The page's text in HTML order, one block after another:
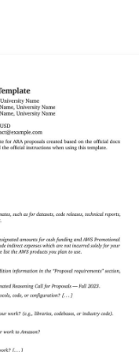
provided on
Forms and Applications
I intend to use
upcoming grant
I offer no guarantee of